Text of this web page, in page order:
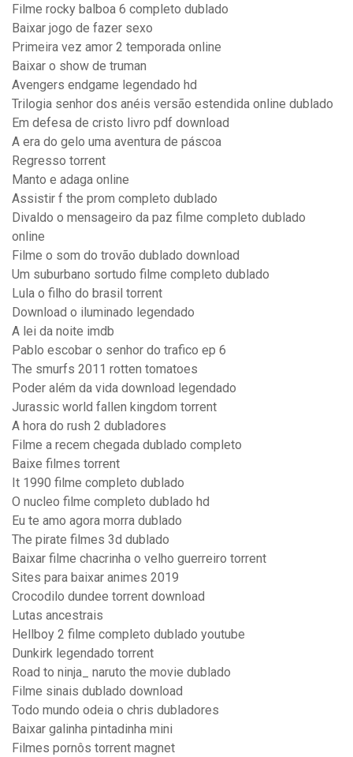
Filme rocky balboa 6 completo dublado
Baixar jogo de fazer sexo
Primeira vez amor 2 temporada online
Baixar o show de truman
Avengers endgame legendado hd
Trilogia senhor dos anéis versão estendida online dublado
Em defesa de cristo livro pdf download
A era do gelo uma aventura de páscoa
Regresso torrent
Manto e adaga online
Assistir f the prom completo dublado
Divaldo o mensageiro da paz filme completo dublado
online
Filme o som do trovão dublado download
Um suburbano sortudo filme completo dublado
Lula o filho do brasil torrent
Download o iluminado legendado
A lei da noite imdb
Pablo escobar o senhor do trafico ep 6
The smurfs 2011 rotten tomatoes
Poder além da vida download legendado
Jurassic world fallen kingdom torrent
A hora do rush 2 dubladores
Filme a recem chegada dublado completo
Baixe filmes torrent
It 1990 filme completo dublado
O nucleo filme completo dublado hd
Eu te amo agora morra dublado
The pirate filmes 3d dublado
Baixar filme chacrinha o velho guerreiro torrent
Sites para baixar animes 2019
Crocodilo dundee torrent download
Lutas ancestrais
Hellboy 2 filme completo dublado youtube
Dunkirk legendado torrent
Road to ninja_ naruto the movie dublado
Filme sinais dublado download
Todo mundo odeia o chris dubladores
Baixar galinha pintadinha mini
Filmes pornôs torrent magnet